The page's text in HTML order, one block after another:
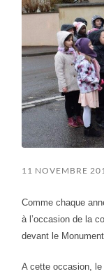
11 NOVEMBRE
Comme chaque
à l’occasion de la
devant le
A cette occasion,